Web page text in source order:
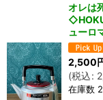
オレは
ュー
2,500
(税込:
在庫数